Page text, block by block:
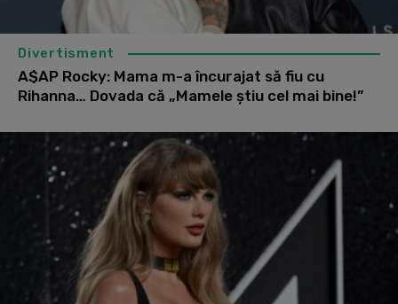
Divertisment
A$AP Rocky: Mama m-a încurajat să fiu cu
Rihanna… Dovada că „Mamele știu cel mai bine!”